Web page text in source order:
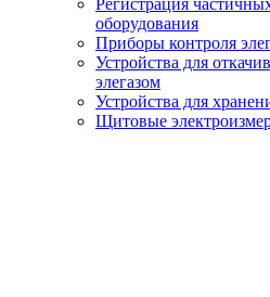
Регистрация
оборудования
Приборы контроля
Устройства для
элегазом
Устройства для
Щитовые